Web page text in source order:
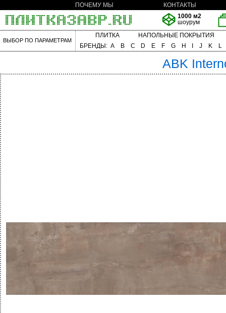
ПОЧЕМУ МЫ
КОНТАКТЫ
1000 м2
шоурум
ВЫБОР ПО ПАРАМЕТРАМ
ПЛИТКА
НАПОЛЬНЫЕ ПОКРЫТИЯ
БРЕНДЫ: A B C D E F G H J K L
ABK